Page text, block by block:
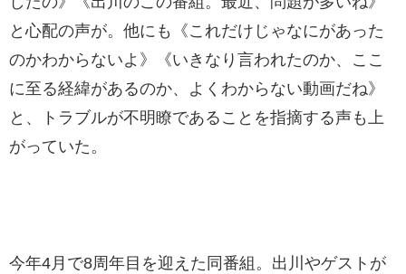
と心配の声が。他にも《これだけじゃなにがあった
のかわからないよ》《いきなり言われたのか、ここ
に至る経緯があるのか、よくわからない動画だね》
と、トラブルが不明瞭であることを指摘する声も上
がっていた。
今年4月で8周年目を迎えた同番組。出川やゲストが